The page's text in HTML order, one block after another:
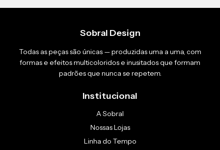
Sobral Design
Todas as peças são únicas — produzidas uma a uma, com
formas e efeitos multicoloridos e inusitados que formam
padrões que nunca se repetem.
Institucional
A Sobral
Nossas Lojas
Linha do Tempo